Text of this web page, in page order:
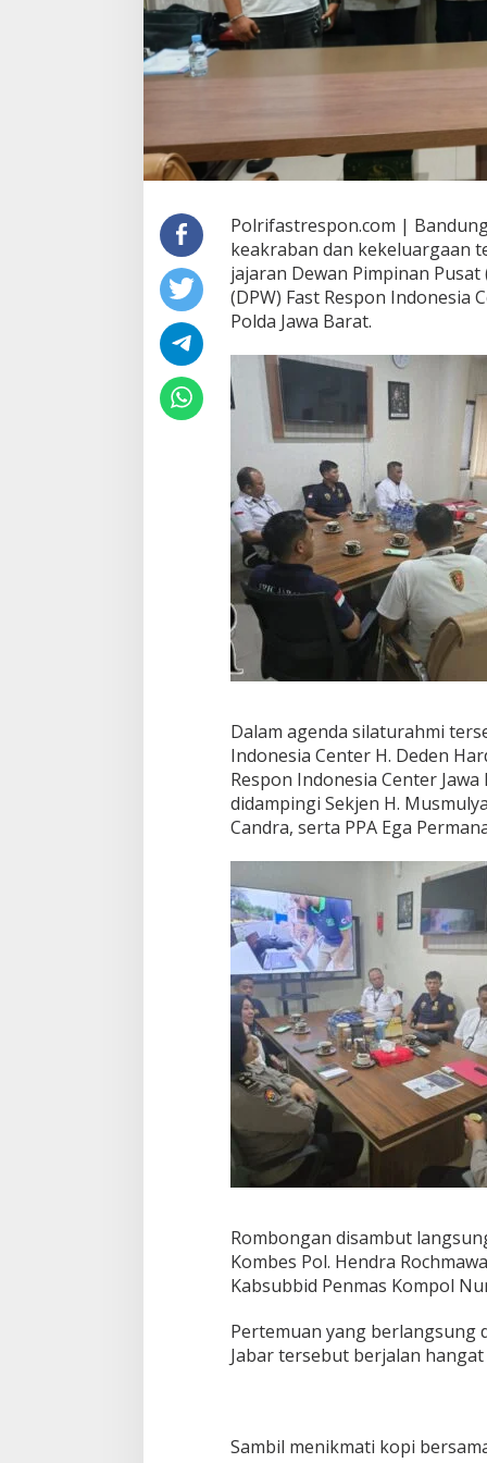
Polrifastrespon.com |
keakraban dan kekeluargaan
jajaran Dewan Pimpinan Pusat
(DPW) Fast Respon Indonesia
Polda Jawa Barat.
Dalam agenda silaturahmi
Indonesia Center H. Deden
Respon Indonesia Center
didampingi Sekjen H.
Candra, serta PPA Ega
Rombongan disambut
Kombes Pol. Hendra
Kabsubbid Penmas Kompol
Pertemuan yang berlangsung
Jabar tersebut berjalan hangat
Sambil menikmati kopi